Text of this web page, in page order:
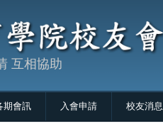
互相協助
期會訊 入會申請 校友消息